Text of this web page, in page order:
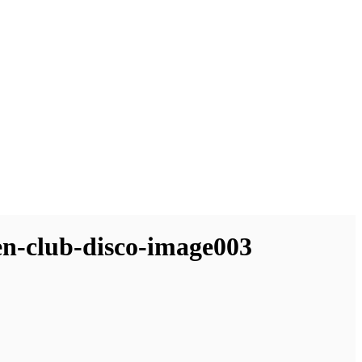
club-disco-image003